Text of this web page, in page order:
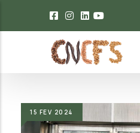
Passar para o conteúdo principal
15 FEV 2024